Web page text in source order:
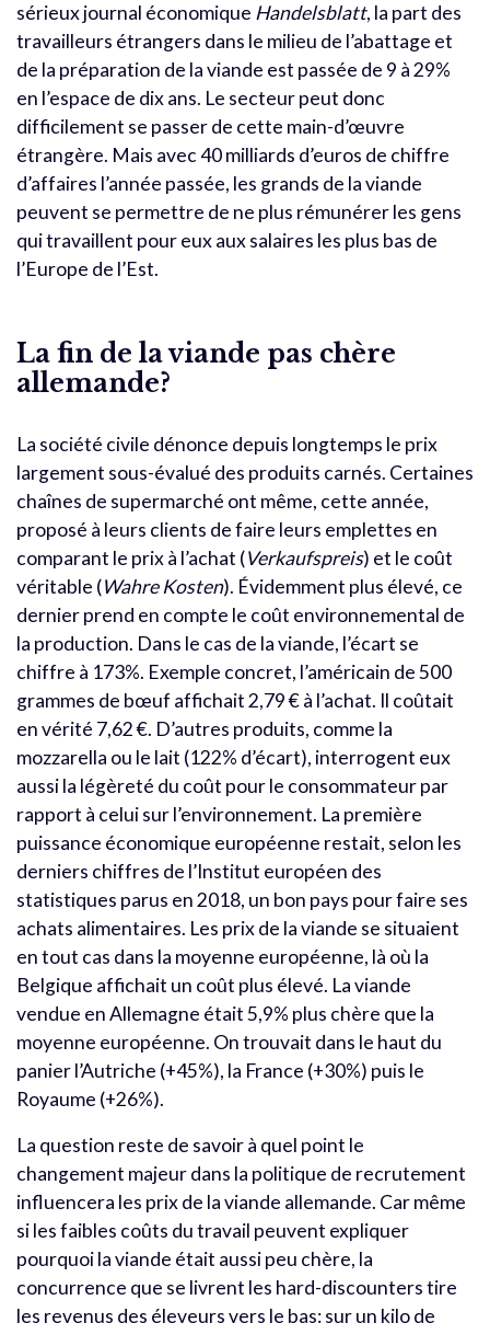
sérieux journal économique Handelsblatt, la part des
travailleurs étrangers dans le milieu de l’abattage et
de la préparation de la viande est passée de 9 à 29%
en l’espace de dix ans. Le secteur peut donc
difficilement se passer de cette main-d’œuvre
étrangère. Mais avec 40 milliards d’euros de chiffre
d’affaires l’année passée, les grands de la viande
peuvent se permettre de ne plus rémunérer les gens
qui travaillent pour eux aux salaires les plus bas de
l’Europe de l’Est.
La fin de la viande pas chère
allemande?
La société civile dénonce depuis longtemps le prix
largement sous-évalué des produits carnés. Certaines
chaînes de supermarché ont même, cette année,
proposé à leurs clients de faire leurs emplettes en
comparant le prix à l’achat (Verkaufspreis) et le coût
véritable (Wahre Kosten). Évidemment plus élevé, ce
dernier prend en compte le coût environnemental de
la production. Dans le cas de la viande, l’écart se
chiffre à 173%. Exemple concret, l’américain de 500
grammes de bœuf affichait 2,79 € à l’achat. Il coûtait
en vérité 7,62 €. D’autres produits, comme la
mozzarella ou le lait (122% d’écart), interrogent eux
aussi la légèreté du coût pour le consommateur par
rapport à celui sur l’environnement. La première
puissance économique européenne restait, selon les
derniers chiffres de l’Institut européen des
statistiques parus en 2018, un bon pays pour faire ses
achats alimentaires. Les prix de la viande se situaient
en tout cas dans la moyenne européenne, là où la
Belgique affichait un coût plus élevé. La viande
vendue en Allemagne était 5,9% plus chère que la
moyenne européenne. On trouvait dans le haut du
panier l’Autriche (+45%), la France (+30%) puis le
Royaume (+26%).
La question reste de savoir à quel point le
changement majeur dans la politique de recrutement
influencera les prix de la viande allemande. Car même
si les faibles coûts du travail peuvent expliquer
pourquoi la viande était aussi peu chère, la
concurrence que se livrent les hard-discounters tire
les revenus des éleveurs vers le bas: sur un kilo de